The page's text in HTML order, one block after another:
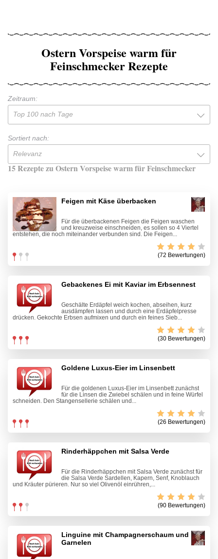
Ostern Vorspeise warm für
Feinschmecker Rezepte
Zeitraum:
Top 100 nach Tage
Sortiert nach:
Relevanz
15 Rezepte zu Ostern Vorspeise warm für Feinschmecker
Feigen mit Käse überbacken
Für die überbackenen Feigen die Feigen waschen
und kreuzweise einschneiden, es sollen so 4 Viertel
entstehen, die noch miteinander verbunden sind. Die Feigen...
(72 Bewertungen)
Gebackenes Ei mit Kaviar im Erbsennest
Geschälte Erdäpfel weich kochen, abseihen, kurz
ausdämpfen lassen und durch eine Erdäpfelpresse
drücken. Gekochte Erbsen aufmixen und durch ein feines Sieb...
(30 Bewertungen)
Goldene Luxus-Eier im Linsenbett
Für die goldenen Luxus-Eier im Linsenbett zunächst
für die Linsen die Zwiebel schälen und in feine Würfel
schneiden. Den Stangensellerie schälen und...
(26 Bewertungen)
Rinderhäppchen mit Salsa Verde
Für die Rinderhäppchen mit Salsa Verde zunächst für
die Salsa Verde Sardellen, Kapern, Senf, Knoblauch
und Kräuter pürieren. Nur so viel Olivenöl einrühren,...
(90 Bewertungen)
Linguine mit Champagnerschaum und
Garnelen